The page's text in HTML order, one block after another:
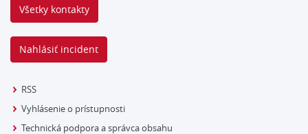
Všetky kontakty
Nahlásiť incident
RSS
Vyhlásenie o prístupnosti
Technická podpora a správca obsahu